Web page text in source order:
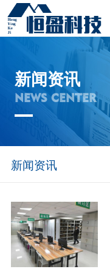
新闻资讯
NEWS CENTER
新闻资讯